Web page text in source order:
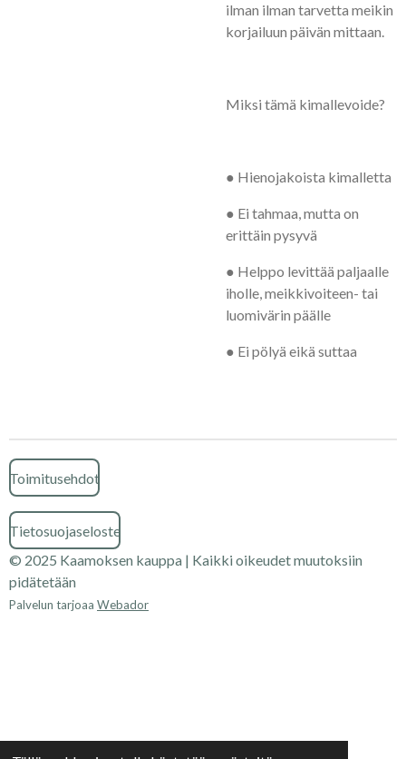
ilman ilman tarvetta meikin
korjailuun päivän mittaan.
Miksi tämä kimallevoide?
● Hienojakoista kimalletta
● Ei tahmaa, mutta on
erittäin pysyvä
● Helppo levittää paljaalle
iholle, meikkivoiteen- tai
luomivärin päälle
● Ei pölyä eikä suttaa
Toimitusehdot
Tietosuojaseloste
© 2025 Kaamoksen kauppa | Kaikki oikeudet muutoksiin
pidätetään
Palvelun tarjoaa Webador